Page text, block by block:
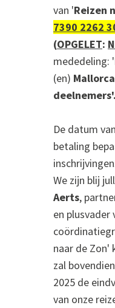
van 'Reizen
7390 2262
(OPGELET:
mededeling: '
(en) Mallorca
deelnemers'.
De datum
betaling
We zijn blij
Aerts,
en plusvader
naar de Zon'
zal
2025 de
van onze